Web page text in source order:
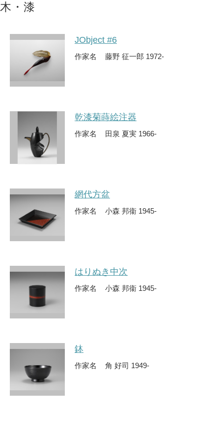
木・漆
JObject #6
作家名 藤野 征一郎 1972-
乾漆菊蒔絵注器
作家名 田泉 夏実 1966-
網代方盆
作家名 小森 邦衞 1945-
はりぬき中次
作家名 小森 邦衞 1945-
鉢
作家名 角 好司 1949-